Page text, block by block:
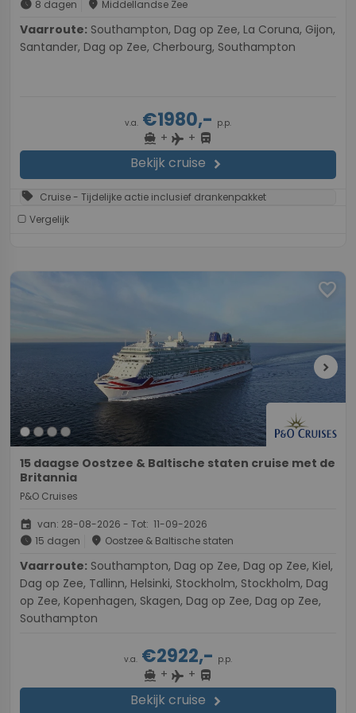
schedule 8 dagen place Middellandse Zee
Vaarroute:
Santander, Dag op Zee, Cherbourg, Southampton
v.a. €1980,- p.p.
directions_boat + flight + directions_bus
Bekijk cruise chevron_right
sell Cruise - Tijdelijke actie inclusief drankenpakket
Vergelijk
favorite
chevron_right
15 daagse Oostzee & Baltische staten cruise met de
Britannia
P&O Cruises
event van: 28-08-2026 - Tot: 11-09-2026
schedule 15 dagen place Oostzee & Baltische staten
Vaarroute:
Dag op Zee, Tallinn, Helsinki, Stockholm, Stockholm, Dag
op Zee, Kopenhagen, Skagen, Dag op Zee, Dag op Zee,
Southampton
v.a. €2922,- p.p.
directions_boat + flight + directions_bus
Bekijk cruise chevron_right